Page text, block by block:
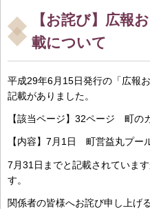
【お詫び】広報
載について
平成29年6月15日発行の「広報
記載がありました。
【該当ページ】32ページ 町の
【内容】7月1日 町営益丸プー
7月31日までと記載されていま
す。
関係者の皆様へお詫び申し上げ